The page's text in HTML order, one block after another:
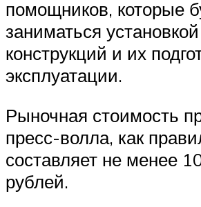
помощников, которые
заниматься установкой
конструкций и их
эксплуатации.
Рыночная стоимость
пресс-волла, как
составляет не менее
рублей.